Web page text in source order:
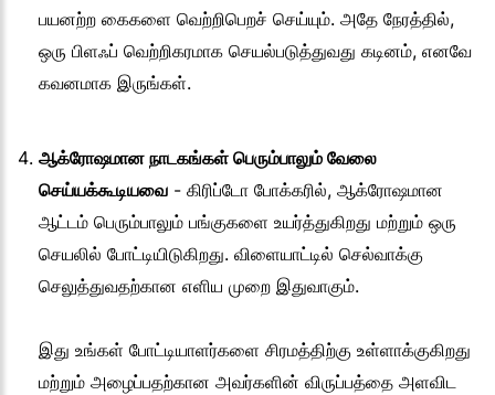
பயனற்ற கைகளை வெற்றிபெறச் செய்யும். அதே நேரத்தில்,
ஒரு பிளஃப் வெற்றிகரமாக செயல்படுத்துவது கடினம், எனவே
கவனமாக இருங்கள்.
ஆக்ரோஷமான நாடகங்கள் பெரும்பாலும் வேலை
செய்யக்கூடியவை - கிரிப்டோ போக்கரில், ஆக்ரோஷமான
ஆட்டம் பெரும்பாலும் பங்குகளை உயர்த்துகிறது மற்றும் ஒரு
செயலில் போட்டியிடுகிறது. விளையாட்டில் செல்வாக்கு
செலுத்துவதற்கான எளிய முறை இதுவாகும்.
இது உங்கள் போட்டியாளர்களை சிரமத்திற்கு உள்ளாக்குகிறது
மற்றும் அழைப்பதற்கான அவர்களின் விருப்பத்தை அளவிட